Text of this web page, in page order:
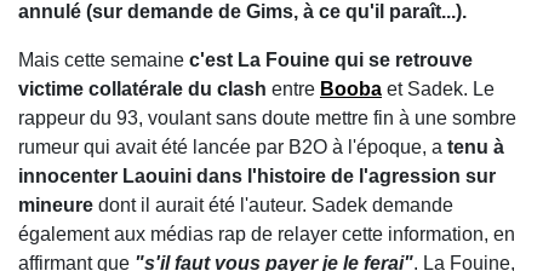
annulé (sur demande de Gims, à ce qu'il paraît...).
Mais cette semaine c'est La Fouine qui se retrouve
victime collatérale du clash entre Booba et Sadek. Le
rappeur du 93, voulant sans doute mettre fin à une sombre
rumeur qui avait été lancée par B2O à l'époque, a tenu à
innocenter Laouini dans l'histoire de l'agression sur
mineure dont il aurait été l'auteur. Sadek demande
également aux médias rap de relayer cette information, en
affirmant que "s'il faut vous payer je le ferai". La Fouine,